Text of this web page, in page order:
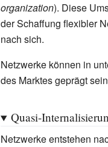
organization). Diese
der Schaffung flexibler
nach sich.
Netzwerke können in
des Marktes geprägt
Quasi-
Netzwerke entstehen